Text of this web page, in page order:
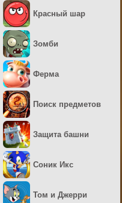
Красный шар
Зомби
Ферма
Поиск предметов
Защита башни
Соник Икс
Том и Джерри